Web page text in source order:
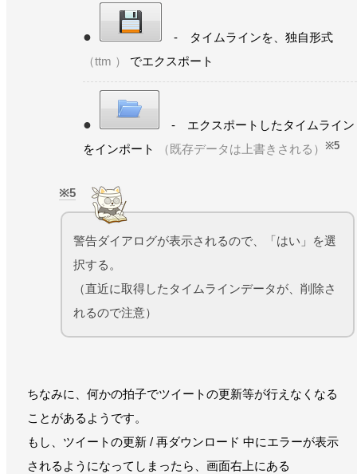
- タイムラインを、独自形式
（ttm ）
でエクスポート
- エクスポートしたタイムライン
をインポート
（既存データは上書きされる） ※5
5
警告ダイアログが表示されるので、「はい」を選
択する。
（直近に取得したタイムラインデータが、削除さ
れるので注意）
ちなみに、何かの拍子でツイートの更新等が行えなくなる
ことがあるようです。
もし、ツイートの更新 / 再ダウンロード 中にエラーが表示
されるようになってしまったら、画面右上にある